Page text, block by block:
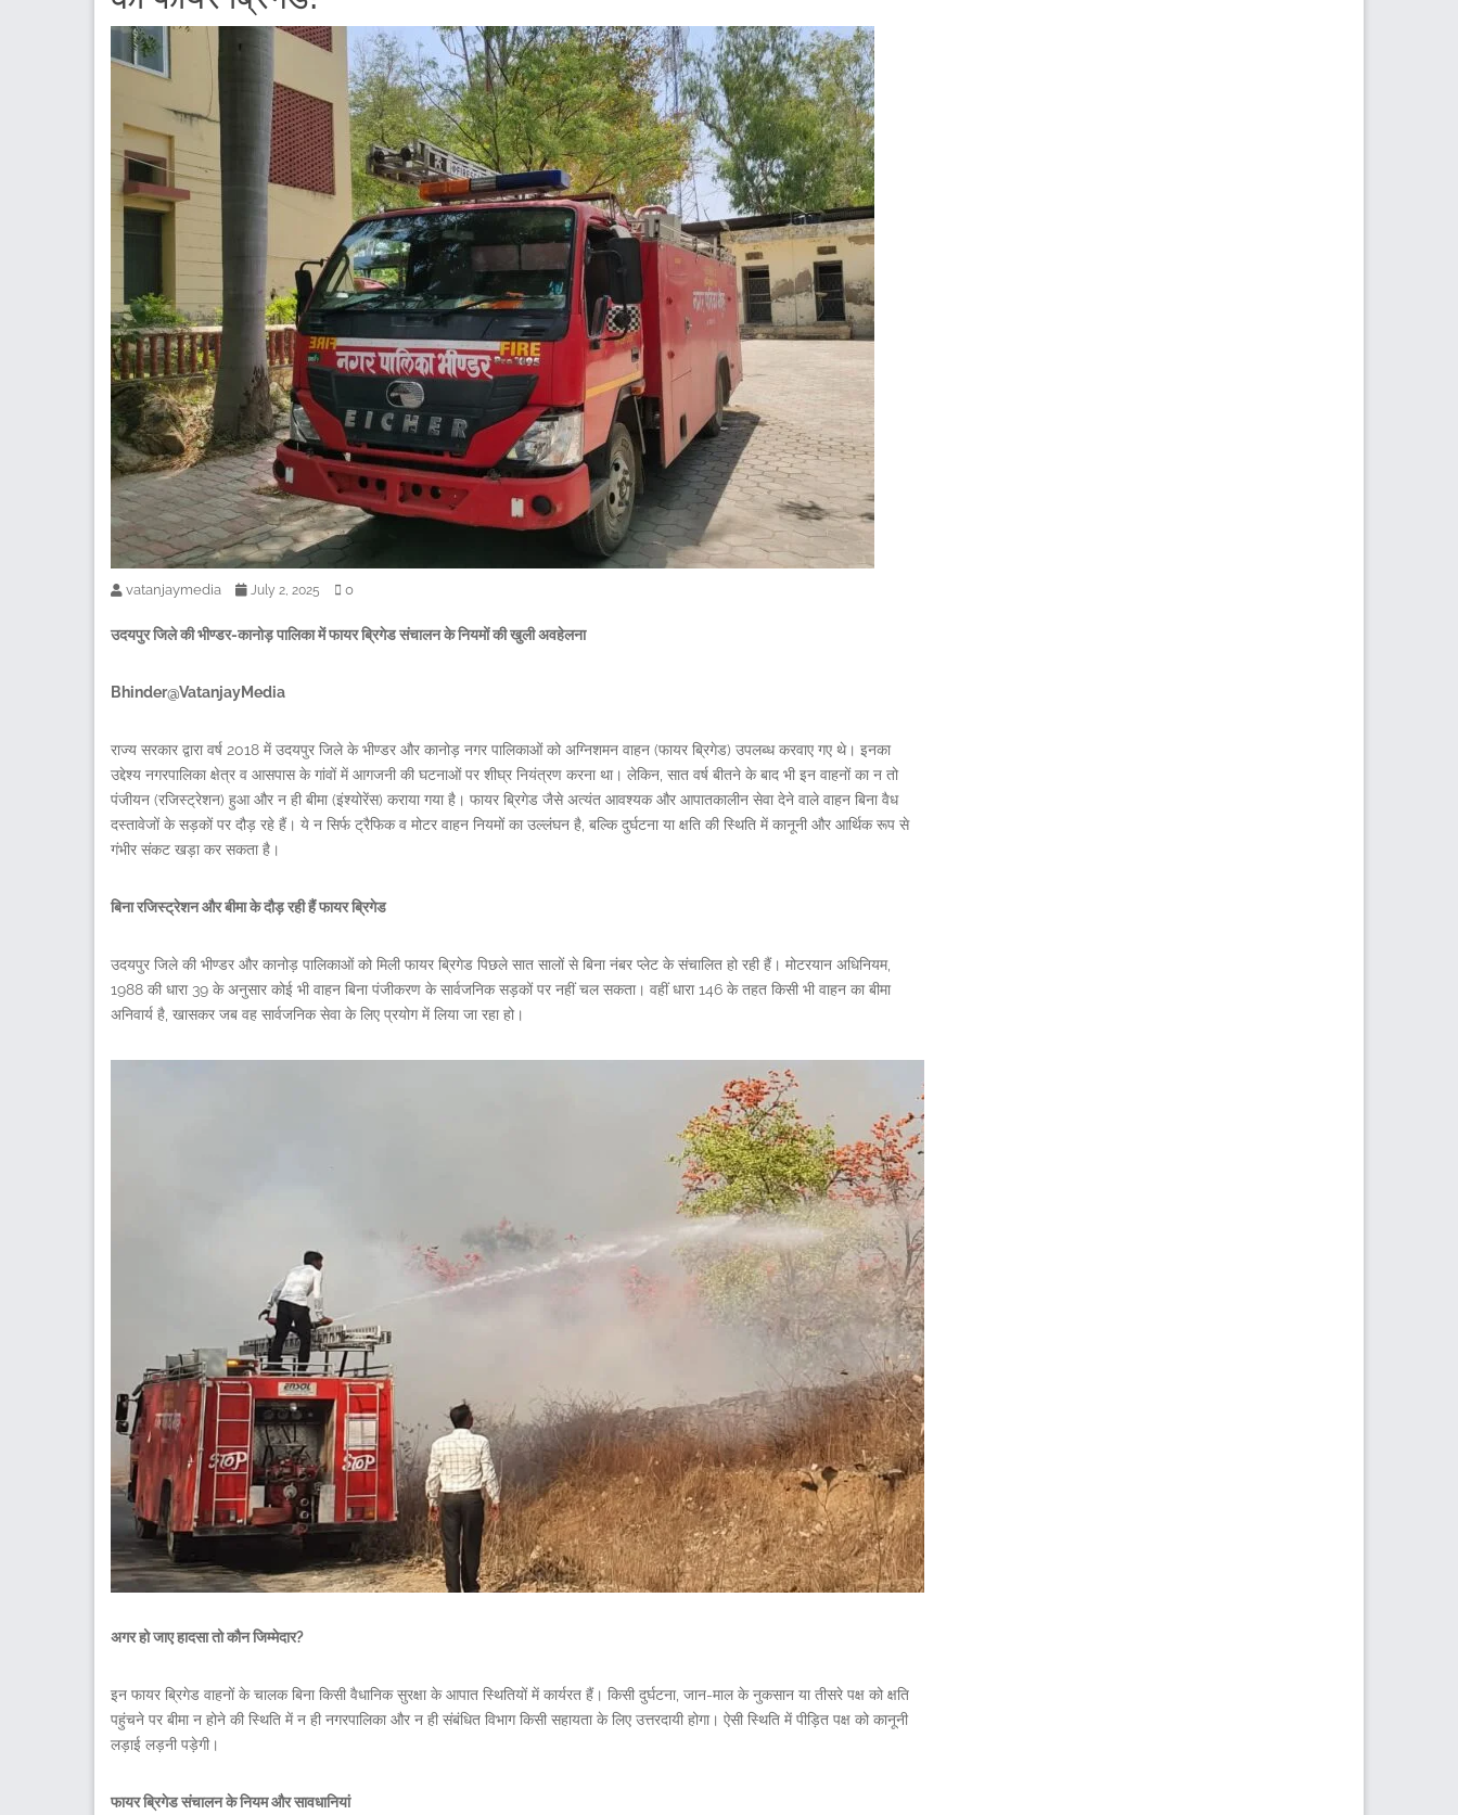
vatanjaymedia July 2, 2025 0
उदयपुर जिले की भीण्डर-कानोड़ पालिका में फायर ब्रिगेड संचालन के नियमों की खुली अवहेलना
Bhinder@VatanjayMedia
राज्य सरकार द्वारा वर्ष 2018 में उदयपुर जिले के भीण्डर और कानोड़ नगर पालिकाओं को अग्निशमन वाहन (फायर ब्रिगेड) उपलब्ध करवाए गए थे। इनका
उद्देश्य नगरपालिका क्षेत्र व आसपास के गांवों में आगजनी की घटनाओं पर शीघ्र नियंत्रण करना था। लेकिन, सात वर्ष बीतने के बाद भी इन वाहनों का न तो
पंजीयन (रजिस्ट्रेशन) हुआ और न ही बीमा (इंश्योरेंस) कराया गया है। फायर ब्रिगेड जैसे अत्यंत आवश्यक और आपातकालीन सेवा देने वाले वाहन बिना वैध
दस्तावेजों के सड़कों पर दौड़ रहे हैं। ये न सिर्फ ट्रैफिक व मोटर वाहन नियमों का उल्लंघन है, बल्कि दुर्घटना या क्षति की स्थिति में कानूनी और आर्थिक रूप से
गंभीर संकट खड़ा कर सकता है।
बिना रजिस्ट्रेशन और बीमा के दौड़ रही हैं फायर ब्रिगेड
उदयपुर जिले की भीण्डर और कानोड़ पालिकाओं को मिली फायर ब्रिगेड पिछले सात सालों से बिना नंबर प्लेट के संचालित हो रही हैं। मोटरयान अधिनियम,
1988 की धारा 39 के अनुसार कोई भी वाहन बिना पंजीकरण के सार्वजनिक सड़कों पर नहीं चल सकता। वहीं धारा 146 के तहत किसी भी वाहन का बीमा
अनिवार्य है, खासकर जब वह सार्वजनिक सेवा के लिए प्रयोग में लिया जा रहा हो।
अगर हो जाए हादसा तो कौन जिम्मेदार?
इन फायर ब्रिगेड वाहनों के चालक बिना किसी वैधानिक सुरक्षा के आपात स्थितियों में कार्यरत हैं। किसी दुर्घटना, जान-माल के नुकसान या तीसरे पक्ष को क्षति
पहुंचने पर बीमा न होने की स्थिति में न ही नगरपालिका और न ही संबंधित विभाग किसी सहायता के लिए उत्तरदायी होगा। ऐसी स्थिति में पीड़ित पक्ष को कानूनी
लड़ाई लड़नी पड़ेगी।
फायर ब्रिगेड संचालन के नियम और सावधानियां